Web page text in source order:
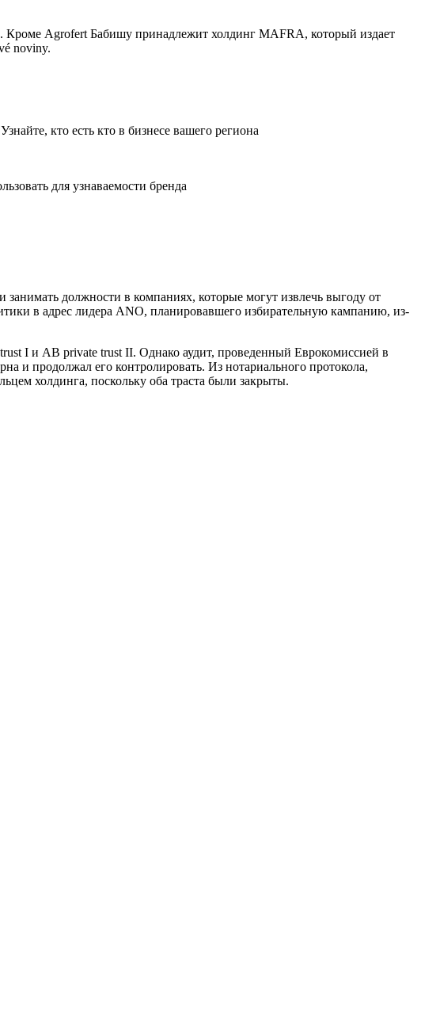
Кроме Agrofert Бабишу принадлежит холдинг MAFRA, который издает
noviny.
кто есть кто в бизнесе вашего региона
для узнаваемости бренда
должности в компаниях, которые могут извлечь выгоду от
в адрес лидера ANO, планировавшего избирательную кампанию, из-
I и AB private trust II. Однако аудит, проведенный Еврокомиссией в
и продолжал его контролировать. Из нотариального протокола,
холдинга, поскольку оба траста были закрыты.